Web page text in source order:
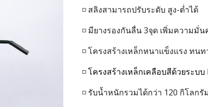
◽ สลิงสามารถปรับระดับ สูง-ต่ำได้
◽ มียางรองกันลื่น3จุด เพิ่มความมั่น
◽ โครงสร้างเหล็กหนาแข็งแรง ทน
◽โครงสร้างเหล็กเคลือบสีด้วยระบบ
◽ รับน้ำหนักรวมได้กว่า 120 กิโลกรัม